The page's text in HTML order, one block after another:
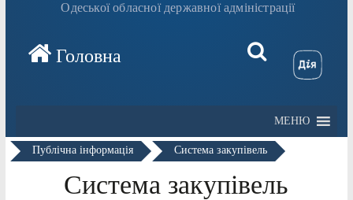
Одеської обласної державної адміністрації
МЕНЮ
Публічна інформація Система закупівель
Система закупівель